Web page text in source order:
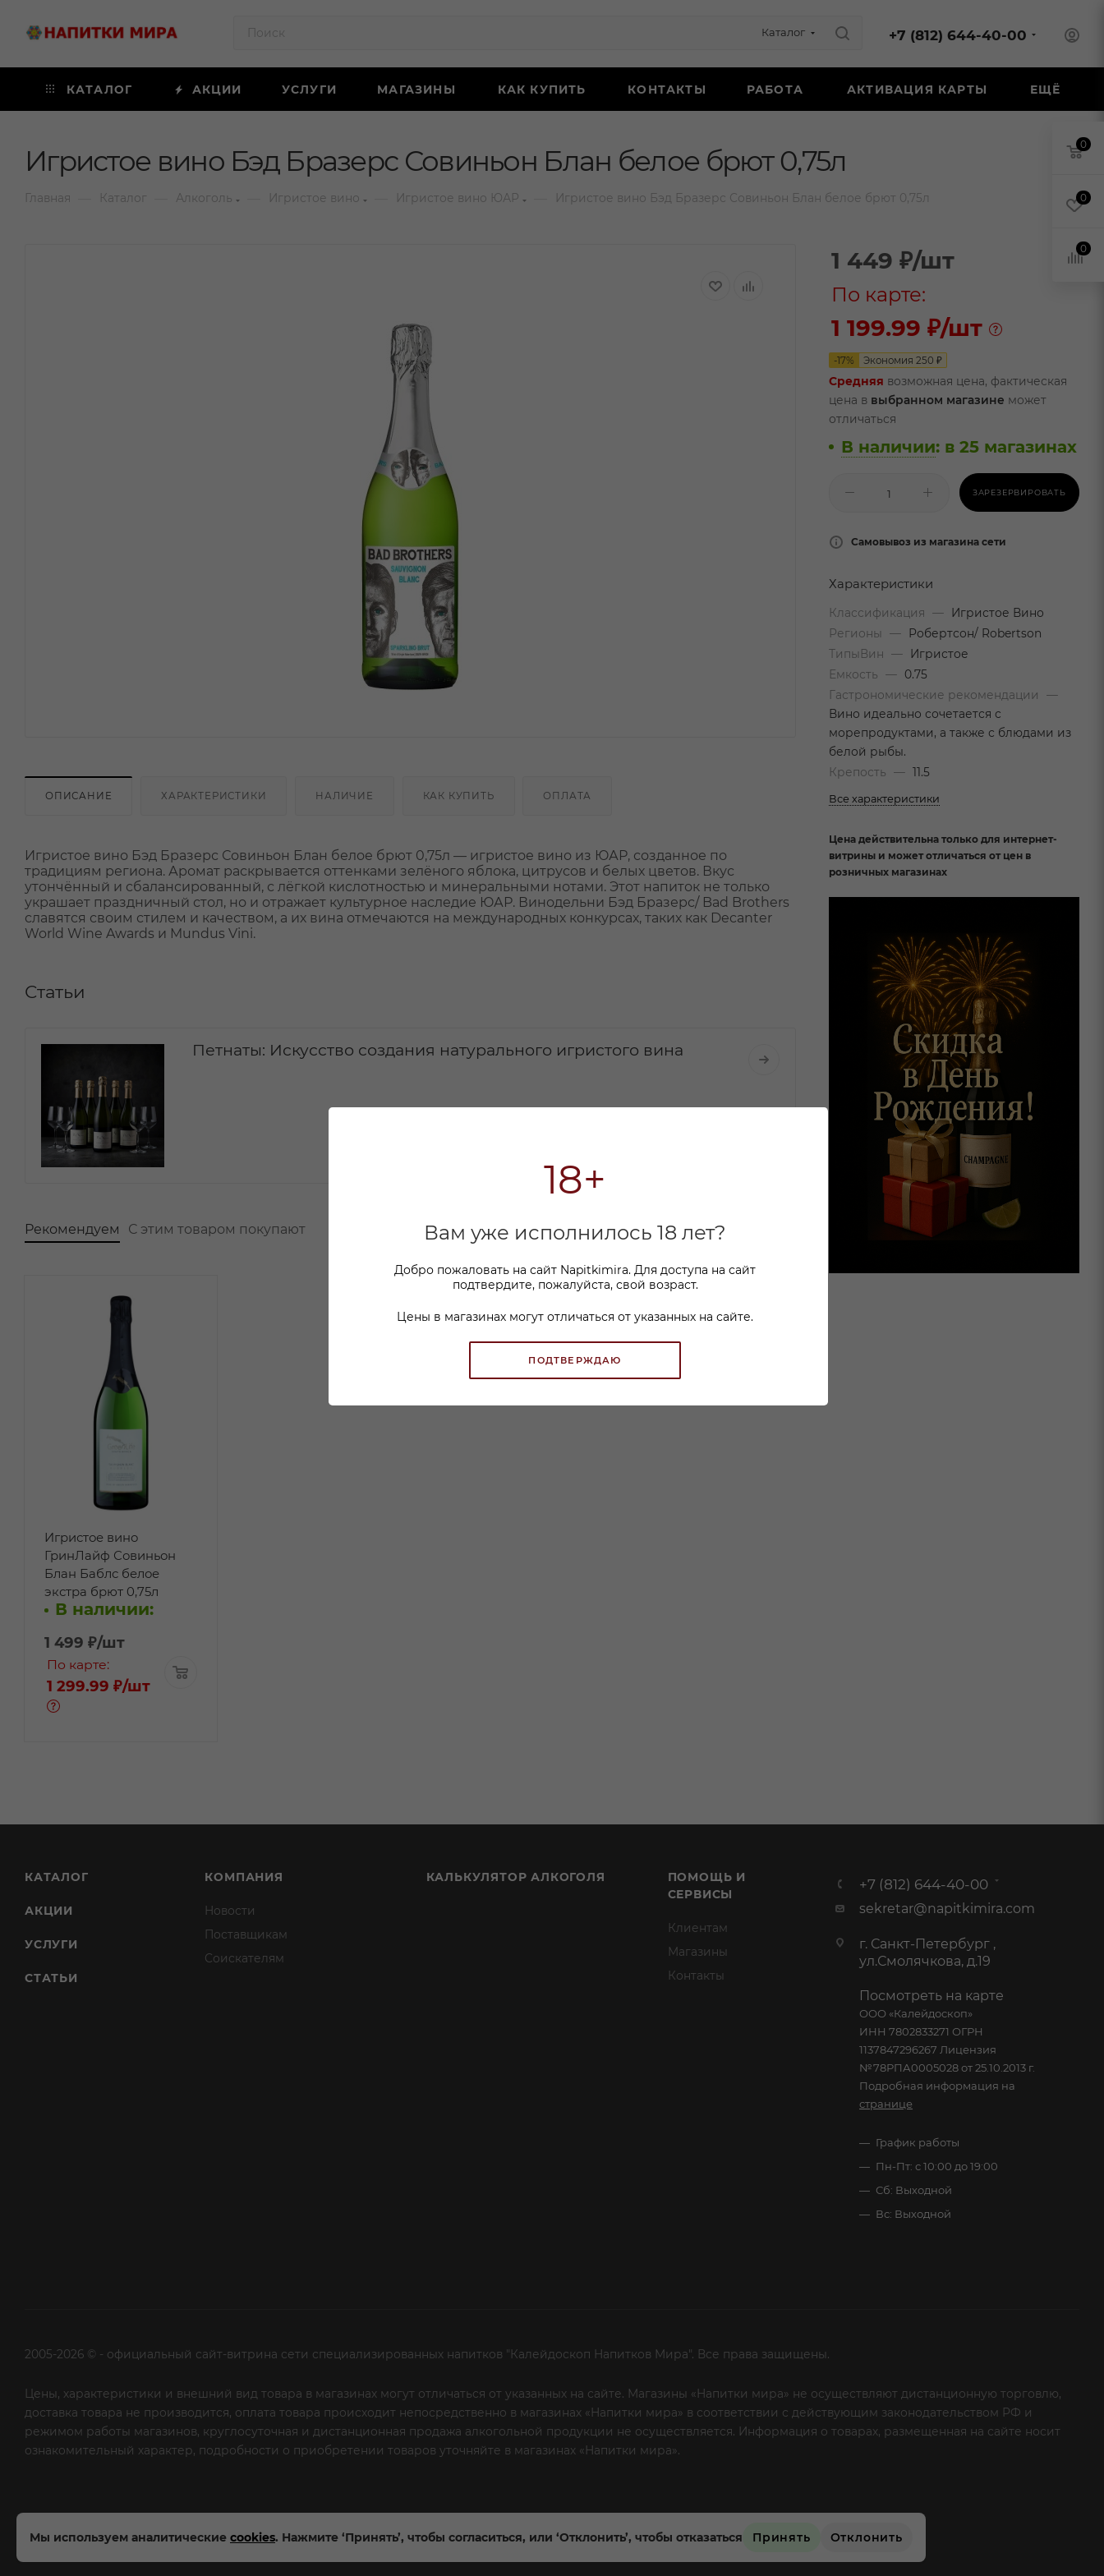
18+
Вам уже исполнилось 18 лет?
Добро пожаловать на сайт Napitkimira. Для доступа на сайт
подтвердите, пожалуйста, свой возраст.
Цены в магазинах могут отличаться от указанных на сайте.
ПОДТВЕРЖДАЮ
Каталог +7 (812) 644-40-00
КАТАЛОГ АКЦИИ УСЛУГИ МАГАЗИНЫ КАК КУПИТЬ КОНТАКТЫ РАБОТА АКТИВАЦИЯ КАРТЫ ЕЩЁ
Игристое вино Бэд Бразерс Совиньон Блан белое брют 0,75л
Главная Каталог Алкоголь Игристое вино Игристое вино ЮАР Игристое вино Бэд Бразерс Совиньон Блан белое брют 0,75л
ОПИСАНИЕ ХАРАКТЕРИСТИКИ НАЛИЧИЕ КАК КУПИТЬ ОПЛАТА
Игристое вино Бэд Бразерс Совиньон Блан белое брют 0,75л — игристое вино из ЮАР, созданное по
традициям региона. Аромат раскрывается оттенками зелёного яблока, цитрусов и белых цветов. Вкус
утончённый и сбалансированный, с лёгкой кислотностью и минеральными нотами. Этот напиток не только
украшает праздничный стол, но и отражает культурное наследие ЮАР. Винодельни Бэд Бразерс/ Bad Brothers
славятся своим стилем и качеством, а их вина отмечаются на международных конкурсах, таких как Decanter
World Wine Awards и Mundus Vini.
Статьи
Петнаты: Искусство создания натурального игристого вина
Рекомендуем С этим товаром покупают
Игристое вино
ГринЛайф Совиньон
Блан Баблс белое
экстра брют 0,75л
В наличии:
1 499 ₽/шт
По карте:
1 299.99 ₽/шт
1 449 ₽/шт
По карте:
1 199.99 ₽/шт
-17% Экономия 250 ₽
Средняя возможная цена, фактическая
цена в выбранном магазине может
отличаться
В наличии: в 25 магазинах
ЗАРЕЗЕРВИРОВАТЬ
Самовывоз из магазина сети
Характеристики
Классификация —
Игристое Вино
Регионы
—
Робертсон/ Robertson
ТипыВин
—
Игристое
Емкость
—
0.75
Гастрономические рекомендации
—
Вино идеально сочетается с
морепродуктами, а также с блюдами из
белой рыбы.
Крепость
— 11.5
Все характеристики
Цена действительна только для интернет-
витрины и может отличаться от цен в
розничных магазинах
Мы используем аналитические cookies. Нажмите ‘Принять’, чтобы согласиться, или ‘Отклонить’, чтобы отказаться Принять Отклонить
КАТАЛОГ
АКЦИИ
УСЛУГИ
СТАТЬИ
КОМПАНИЯ
Новости
Поставщикам
Соискателям
КАЛЬКУЛЯТОР АЛКОГОЛЯ
ПОМОЩЬ И
СЕРВИСЫ
Клиентам
Магазины
Контакты
+7 (812) 644-40-00
sekretar@napitkimira.com
г. Санкт-Петербург ,
ул.Смолячкова, д.19
Посмотреть на карте
ООО «Калейдоскоп»
ИНН 7802833271 ОГРН
1137847296267 Лицензия
№78РПА0005028 от 25.10.2013 г.
Подробная информация на
странице
График работы
Пн-Пт: с 10:00 до 19:00
Сб: Выходной
Вс: Выходной
2005-2026 © - официальный сайт-витрина сети специализированных напитков "Калейдоскоп Напитков Мира". Все права защищены.
Цены, характеристики и внешний вид товара в магазинах могут отличаться от указанных на сайте. Магазины «Напитки мира» не осуществляют дистанционную торговлю,
доставка товара не производится, оплата товара происходит непосредственно в магазинах «Напитки мира» в соответствии с действующим законодательством РФ и
режимом работы магазинов, круглосуточная и дистанционная продажа алкогольной продукции не осуществляется. Информация о товарах, размещенная на сайте носит
ознакомительный характер, подробности о приобретении товаров уточняйте в магазинах «Напитки мира».
0
0
0